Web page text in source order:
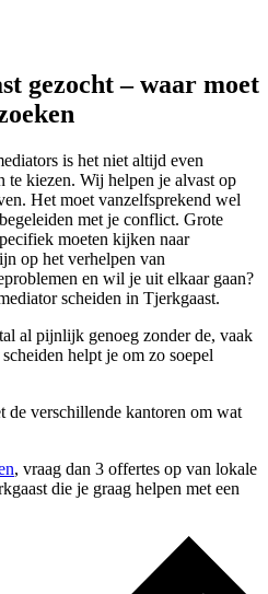
gezocht – waar moet
is het niet altijd even
te kiezen. Wij helpen je alvast op
Het moet vanzelfsprekend wel
met je conflict. Grote
moeten kijken naar
op het verhelpen van
en wil je uit elkaar gaan?
scheiden in Tjerkgaast.
al pijnlijk genoeg zonder de, vaak
helpt je om zo soepel
de verschillende kantoren om wat
, vraag dan 3 offertes op van lokale
die je graag helpen met een